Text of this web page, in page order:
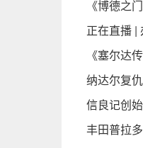
《博德之
正在直播 |
《塞尔达
纳达尔复
信良记创
丰田普拉